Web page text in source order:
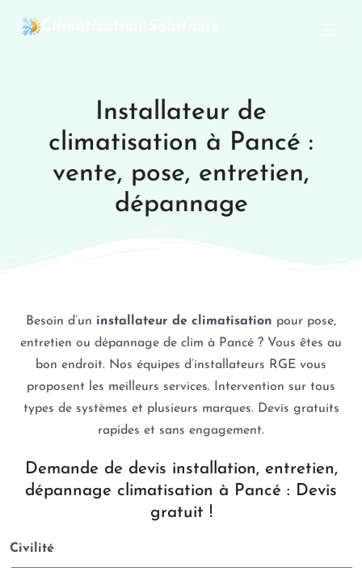
Installateur de
climatisation à Pancé :
vente, pose, entretien,
dépannage
Besoin d’un installateur de climatisation pour pose,
entretien ou dépannage de clim à Pancé ? Vous êtes au
bon endroit. Nos équipes d’installateurs RGE vous
proposent les meilleurs services. Intervention sur tous
types de systèmes et plusieurs marques. Devis gratuits
rapides et sans engagement.
Demande de devis installation, entretien,
dépannage climatisation à Pancé : Devis
gratuit !
Civilité